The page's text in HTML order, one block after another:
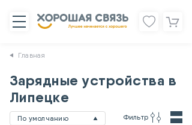
Главная
Зарядные устройства в
Липецке
По умолчанию Фильтр